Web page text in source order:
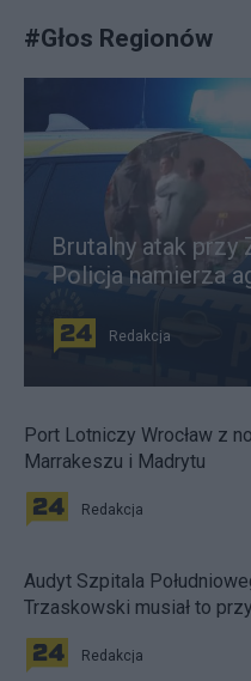
#Głos Regionów
Brutalny atak przy
Policja namierza
Redakcja
Port Lotniczy Wrocław z
Marrakeszu i Madrytu
Redakcja
Audyt Szpitala
Trzaskowski musiał to
Redakcja